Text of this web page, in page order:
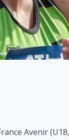
Avenir